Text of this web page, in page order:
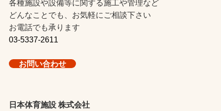
各種施設や設備等に関する施工や管理など
どんなことでも、お気軽にご相談下さい
お電話でも承ります
03-5337-2611
お問い合わせ
日本体育施設 株式会社